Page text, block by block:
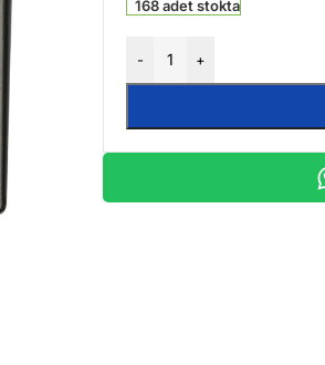
168 adet stokta
- +